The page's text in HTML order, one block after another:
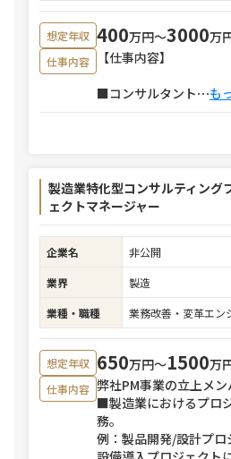
想定年収 400万円〜3000万
仕事内容
【仕事内容】
■コンサルタント⋯も
製造業特化型コンサルティン
ェクトマネージャー
企業名
非公開
業界
製造
業種・職種
業務改善・変革エン
想定年収 650万円〜1500万
仕事内容 弊社PM事業の立上メ
■製造業におけるプロ
務。
例：製品開発/設計プロ